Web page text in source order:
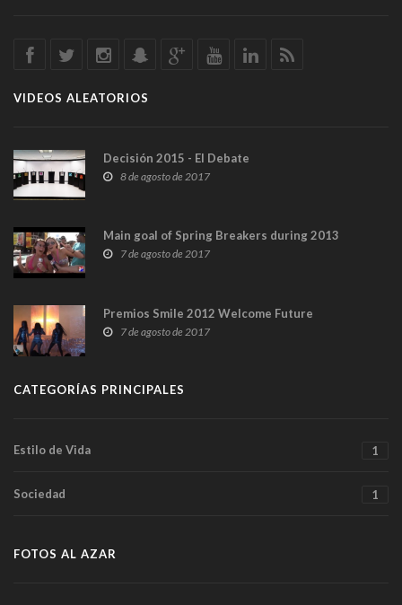
VIDEOS ALEATORIOS
Decisión 2015 - El Debate
8 de agosto de 2017
Main goal of Spring Breakers during 2013
7 de agosto de 2017
Premios Smile 2012 Welcome Future
7 de agosto de 2017
CATEGORÍAS PRINCIPALES
Estilo de Vida 1
Sociedad 1
FOTOS AL AZAR